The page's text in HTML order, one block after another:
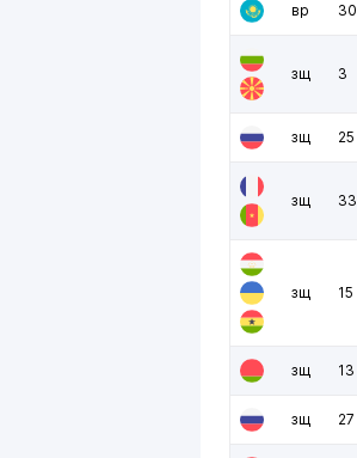
вр 30
зщ 3
зщ 25
зщ 33
зщ 15
зщ 13
зщ 27